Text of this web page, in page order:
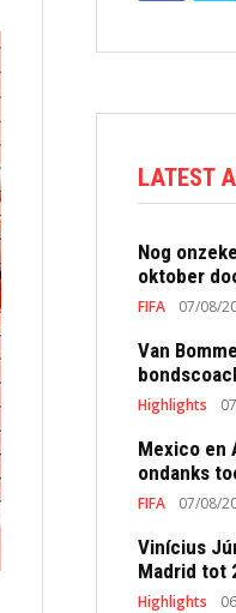
LATEST
Nog
oktober
FIFA 07/08/
Van
Highlights
Mexico en
ondanks
FIFA 07/08/
Vinícius
Madrid tot
Highlights